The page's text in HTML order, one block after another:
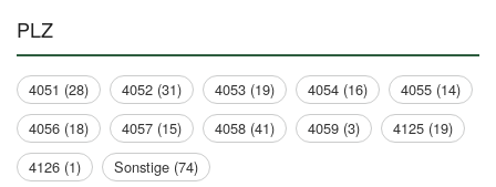
PLZ
4051 (28) 4052 (31) 4053 (19) 4054 (16)
4055 (14)
4056 (18)
4057 (15) 4058 (41) 4059 (3)
4125 (19)
4126 (1)
Sonstige (74)